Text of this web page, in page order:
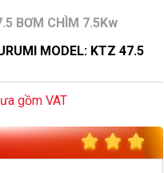
BƠM CHÌM 7.5Kw
MODEL: KTZ 47.5
gồm VAT